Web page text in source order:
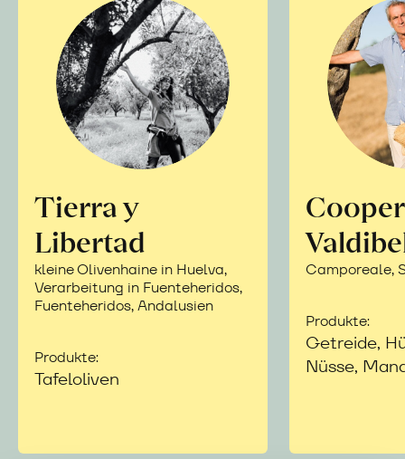
Tierra y
Libertad
kleine Olivenhaine in Huelva,
Verarbeitung in Fuenteheridos,
Fuenteheridos, Andalusien
Produkte:
Tafeloliven
Camporeale,
Produkte:
Getreide,
Nüsse,